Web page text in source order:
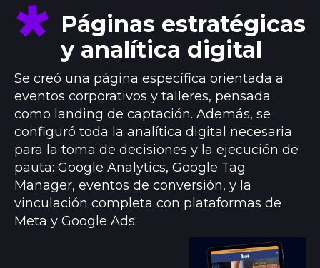
Páginas estratégicas
y analítica digital
Se creó una página específica orientada a
eventos corporativos y talleres, pensada
como landing de captación. Además, se
configuró toda la analítica digital necesaria
para la toma de decisiones y la ejecución de
pauta: Google Analytics, Google Tag
Manager, eventos de conversión, y la
vinculación completa con plataformas de
Meta y Google Ads.